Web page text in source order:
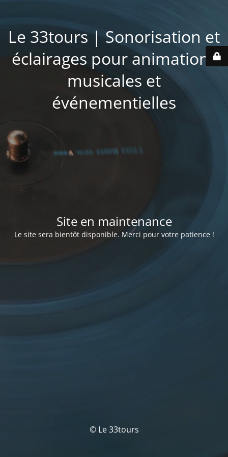
Le 33tours | Sonorisation et
éclairages pour animations
musicales et
événementielles
Site en maintenance
Le site sera bientôt disponible. Merci pour votre patience !
© Le 33tours